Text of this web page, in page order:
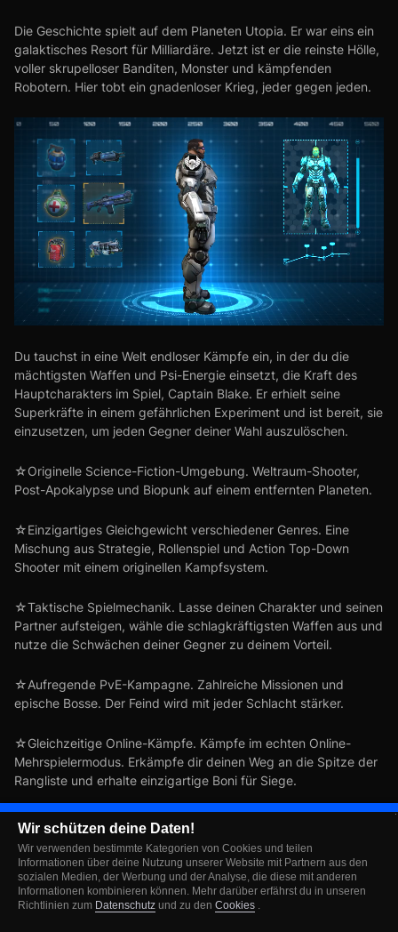
Wir schützen deine Daten!
Wir verwenden bestimmte Kategorien von Cookies und teilen
Informationen über deine Nutzung unserer Website mit Partnern aus den
sozialen Medien, der Werbung und der Analyse, die diese mit anderen
Informationen kombinieren können. Mehr darüber erfährst du in unseren
Richtlinien zum Datenschutz und zu den Cookies .
Die Geschichte spielt auf dem Planeten Utopia. Er war eins ein
galaktisches Resort für Milliardäre. Jetzt ist er die reinste Hölle,
voller skrupelloser Banditen, Monster und kämpfenden
Robotern. Hier tobt ein gnadenloser Krieg, jeder gegen jeden.
Du tauchst in eine Welt endloser Kämpfe ein, in der du die
mächtigsten Waffen und Psi-Energie einsetzt, die Kraft des
Hauptcharakters im Spiel, Captain Blake. Er erhielt seine
Superkräfte in einem gefährlichen Experiment und ist bereit, sie
einzusetzen, um jeden Gegner deiner Wahl auszulöschen.
☆Originelle Science-Fiction-Umgebung. Weltraum-Shooter,
Post-Apokalypse und Biopunk auf einem entfernten Planeten.
☆Einzigartiges Gleichgewicht verschiedener Genres. Eine
Mischung aus Strategie, Rollenspiel und Action Top-Down
Shooter mit einem originellen Kampfsystem.
☆Taktische Spielmechanik. Lasse deinen Charakter und seinen
Partner aufsteigen, wähle die schlagkräftigsten Waffen aus und
nutze die Schwächen deiner Gegner zu deinem Vorteil.
☆Aufregende PvE-Kampagne. Zahlreiche Missionen und
epische Bosse. Der Feind wird mit jeder Schlacht stärker.
☆Gleichzeitige Online-Kämpfe. Kämpfe im echten Online-
Mehrspielermodus. Erkämpfe dir deinen Weg an die Spitze der
Rangliste und erhalte einzigartige Boni für Siege.
☆Arsenal der Zukunft. Fantastische Waffen mit einzigartigen
Funktionen und einem Stufen-System! Du wirst nicht nur deinen
Spaß mit guten alten Schusswaffen haben, sondern auch mit
Energiewaffen, Säurewaffen und bionischen Waffen.
☆Erweitere die Basis: Öffne neue Räume und lerne mehr über